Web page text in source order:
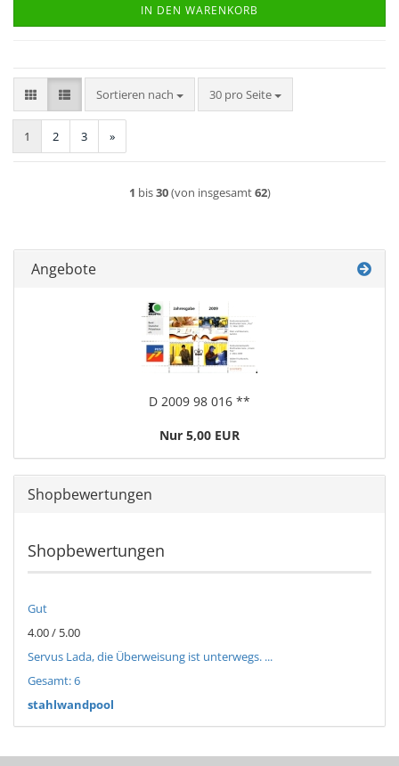
IN DEN WARENKORB
Sortieren nach
Sortieren nach 30 pro Seite
pro Seite
1 2 3 »
1 bis30(von insgesamt62)
Angebote
D 2009 98 016 **
Nur 5,00 EUR
Shopbewertungen
Shopbewertungen
Gut
4.00 / 5.00
Servus Lada, die Überweisung ist unterwegs. ...
Gesamt: 6
stahlwandpool